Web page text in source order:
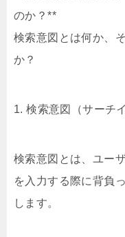
のか？**
検索意図とは何か、
か？
1. 検索意図（サーチ
検索意図とは、ユー
を入力する際に背負
します。